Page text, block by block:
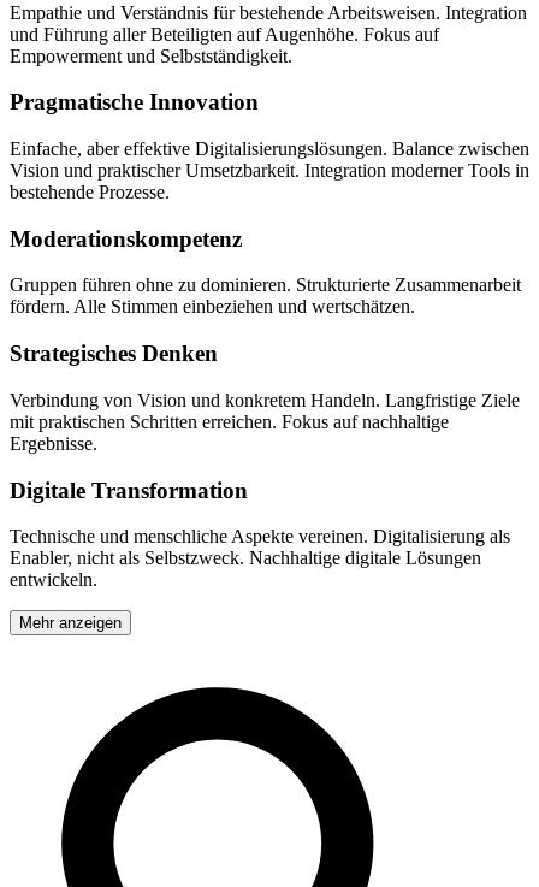
Empathie und Verständnis für bestehende Arbeitsweisen. Integration
und Führung aller Beteiligten auf Augenhöhe. Fokus auf
Empowerment und Selbstständigkeit.
Pragmatische Innovation
Einfache, aber effektive Digitalisierungslösungen. Balance zwischen
Vision und praktischer Umsetzbarkeit. Integration moderner Tools in
bestehende Prozesse.
Moderationskompetenz
Gruppen führen ohne zu dominieren. Strukturierte Zusammenarbeit
fördern. Alle Stimmen einbeziehen und wertschätzen.
Strategisches Denken
Verbindung von Vision und konkretem Handeln. Langfristige Ziele
mit praktischen Schritten erreichen. Fokus auf nachhaltige
Ergebnisse.
Digitale Transformation
Technische und menschliche Aspekte vereinen. Digitalisierung als
Enabler, nicht als Selbstzweck. Nachhaltige digitale Lösungen
entwickeln.
Mehr anzeigen